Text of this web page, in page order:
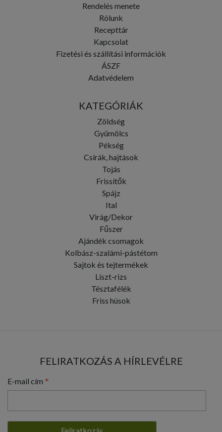
Rendelés menete
Rólunk
Recepttár
Kapcsolat
Fizetési és szállítási információk
ÁSZF
Adatvédelem
KATEGÓRIÁK
Zöldség
Gyümölcs
Pékség
Csírák, hajtások
Tojás
Frissítők
Spájz
Ital
Virág/Dekor
Fűszer
Ajándék csomagok
Kolbász-szalámi-pástétom
Sajtok és tejtermékek
Liszt-rizs
Tésztafélék
Friss húsok
FELIRATKOZÁS A HÍRLEVÉLRE
E-mail cím *